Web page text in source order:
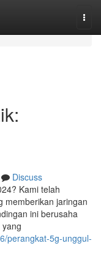
Discuss
Kami telah
memberikan jaringan
ini berusaha
perangkat-5g-unggul-